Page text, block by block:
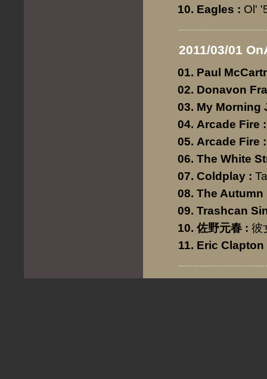
Eagles : Ol'
2011/03/01
Paul
Donavon
My Morning
Arcade Fire :
Arcade Fire :
The White
Coldplay :
The Autumn
Trashcan
佐野元春 : 彼
Eric Clapton